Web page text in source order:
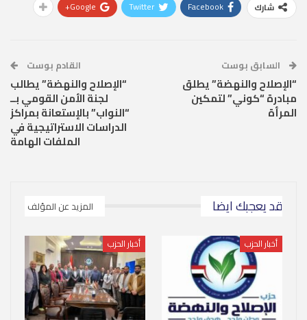
شارك Facebook
Twitter
Google+
السابق بوست
“الإصلاح والنهضة” يطلق
مبادرة “كوني” لتمكين
المرأة
القادم بوست
“الإصلاح والنهضة” يطالب
لجنة الأمن القومي بــ
“النواب” بالإستعانة بمراكز
الدراسات الاستراتيجية في
الملفات الهامة
قد يعجبك ايضا المزيد عن المؤلف
أخبار الحزب أخبار الحزب